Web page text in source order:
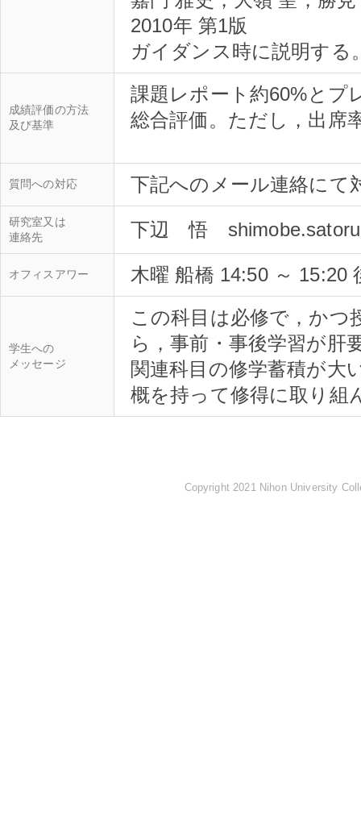
2010年 第1版
ガイダンス時に説明する
成績評価の方法
及び基準
課題レポート約60%とプ
総合評価。ただし，出席
質問への対応
研究室又は
連絡先
オフィスアワー 木曜 船橋 14:50 ～ 15:20
学生への
メッセージ
この科目は必修で，かつ
ら，事前・事後学習が肝
関連科目の修学蓄積が大
Copyright 2021 Nihon University